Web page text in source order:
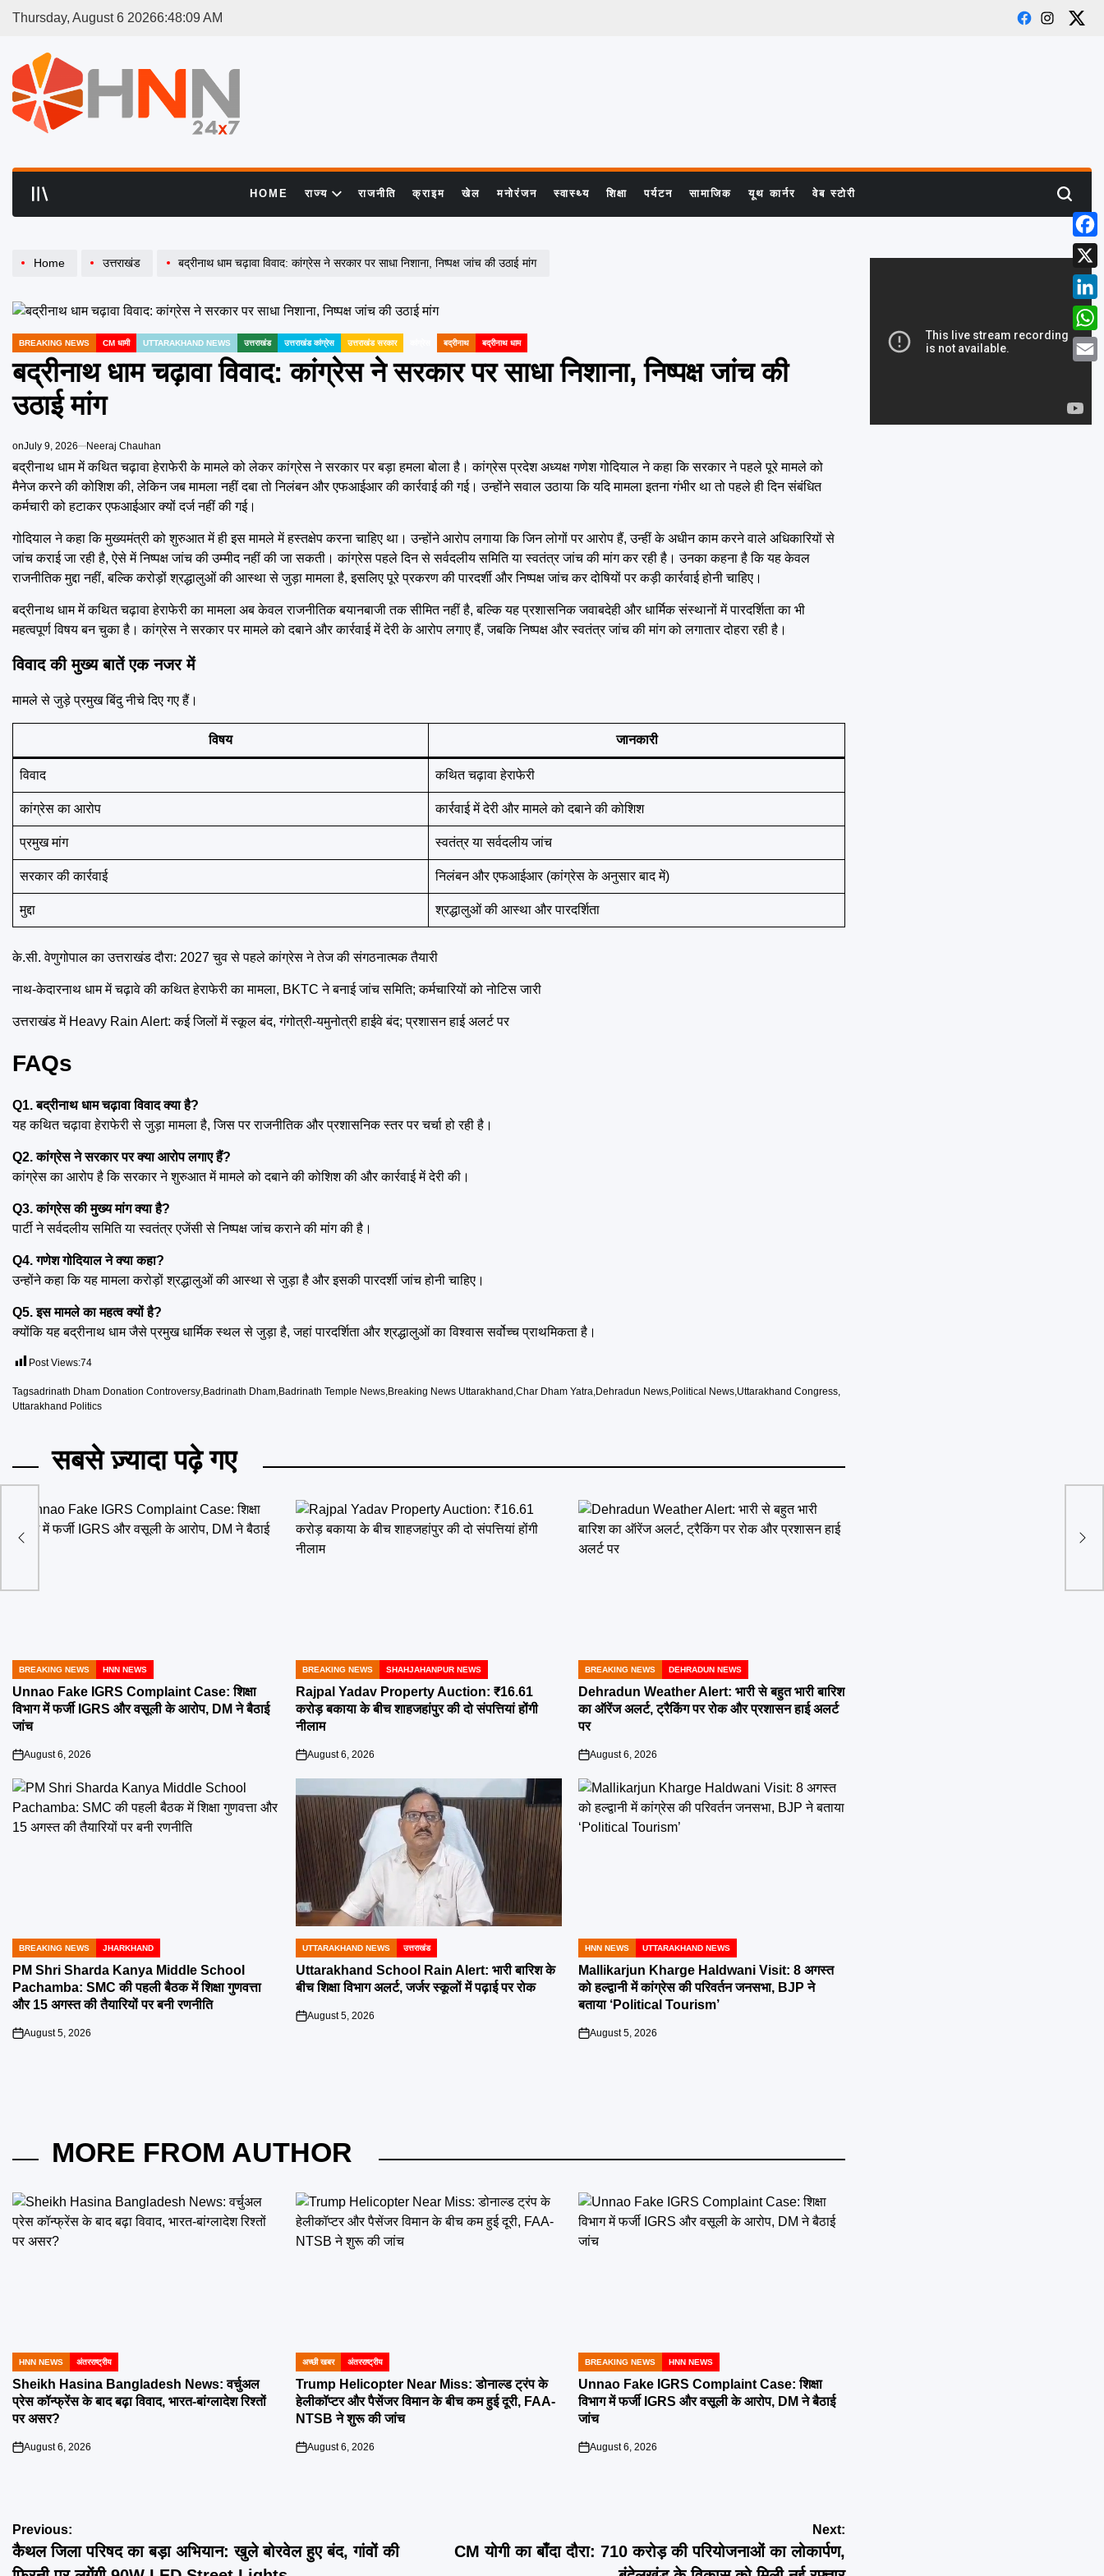
Thursday, August 6 20266:48:10 AM
Facebook
Instagram
X
HOME राज्य राजनीति क्राइम खेल मनोरंजन स्वास्थ्य शिक्षा पर्यटन सामाजिक यूथ कार्नर वेब स्टोरी Search
Home उत्तराखंड बद्रीनाथ धाम चढ़ावा विवाद: कांग्रेस ने सरकार पर साधा निशाना, निष्पक्ष जांच की उठाई मांग
POSTED
BREAKING NEWS CM धामी UTTARAKHAND NEWS उत्तराखंड उत्तराखंड कांग्रेस उत्तराखंड सरकार बद्रीनाथ बद्रीनाथ धाम
बद्रीनाथ धाम चढ़ावा विवाद: कांग्रेस ने सरकार पर साधा निशाना, निष्पक्ष जांच की
उठाई मांग
onJuly 9, 2026 Neeraj Chauhan
बद्रीनाथ धाममें कथित चढ़ावा हेराफेरी के मामले को लेकर कांग्रेस ने सरकार पर बड़ा हमला बोला है।कांग्रेसप्रदेश अध्यक्ष गणेश गोदियाल ने कहा कि सरकार ने पहले पूरे मामले को
मैनेज करने की कोशिश की, लेकिन जब मामला नहीं दबा तो निलंबन और एफआईआर की कार्रवाई की गई। उन्होंने सवाल उठाया कि यदि मामला इतना गंभीर था तो पहले ही दिन संबंधित
कर्मचारी को हटाकर एफआईआर क्यों दर्ज नहीं की गई।
गोदियाल ने कहा किमुख्यमंत्रीको शुरुआत में ही इस मामले में हस्तक्षेप करना चाहिए था। उन्होंने आरोप लगाया कि जिन लोगों पर आरोप हैं, उन्हीं के अधीन काम करने वाले अधिकारियों से
जांच कराई जा रही है, ऐसे में निष्पक्ष जांच की उम्मीद नहीं की जा सकती। कांग्रेस पहले दिन से सर्वदलीय समिति या स्वतंत्र जांच की मांग कर रही है। उनका कहना है कि यह केवल
राजनीतिक मुद्दा नहीं, बल्कि करोड़ों श्रद्धालुओं की आस्था से जुड़ा मामला है, इसलिए पूरे प्रकरण की पारदर्शी और निष्पक्ष जांच कर दोषियों पर कड़ी कार्रवाई होनी चाहिए।
बद्रीनाथ धाम में कथित चढ़ावा हेराफेरी का मामला अब केवल राजनीतिक बयानबाजी तक सीमित नहीं है, बल्कि यह प्रशासनिक जवाबदेही और धार्मिक संस्थानों में पारदर्शिता का भी
महत्वपूर्ण विषय बन चुका है। कांग्रेस ने सरकार पर मामले को दबाने और कार्रवाई में देरी के आरोप लगाए हैं, जबकि निष्पक्ष और स्वतंत्र जांच की मांग को लगातार दोहरा रही है।
विवाद की मुख्य बातें एक नजर में
मामले से जुड़े प्रमुख बिंदु नीचे दिए गए हैं।
विषय जानकारी
विवाद कथित चढ़ावा हेराफेरी
कांग्रेस का आरोप कार्रवाई में देरी और मामले को दबाने की कोशिश
प्रमुख मांग स्वतंत्र या सर्वदलीय जांच
सरकार की कार्रवाई निलंबन और एफआईआर (कांग्रेस के अनुसार बाद में)
मुद्दा श्रद्धालुओं की आस्था और पारदर्शिता
के.सी. वेणुगोपाल का उत्तराखंड दौरा: 2027 चुव से पहले कांग्रेस ने तेज की संगठनात्मक तैयारी
नाथ-केदारनाथ धाम में चढ़ावे की कथित हेराफेरी का मामला, BKTC ने बनाई जांच समिति; कर्मचारियों को नोटिस जारी
उत्तराखंड में Heavy Rain Alert: कई जिलों में स्कूल बंद, गंगोत्री-यमुनोत्री हाईवे बंद; प्रशासन हाई अलर्ट पर
FAQs
Q1. बद्रीनाथ धाम चढ़ावा विवाद क्या है?
यह कथित चढ़ावा हेराफेरी से जुड़ा मामला है, जिस पर राजनीतिक और प्रशासनिक स्तर पर चर्चा हो रही है।
Q2. कांग्रेस ने सरकार पर क्या आरोप लगाए हैं?
कांग्रेस का आरोप है कि सरकार ने शुरुआत में मामले को दबाने की कोशिश की और कार्रवाई में देरी की।
Q3. कांग्रेस की मुख्य मांग क्या है?
पार्टी ने सर्वदलीय समिति या स्वतंत्र एजेंसी से निष्पक्ष जांच कराने की मांग की है।
Q4. गणेश गोदियाल ने क्या कहा?
उन्होंने कहा कि यह मामला करोड़ों श्रद्धालुओं की आस्था से जुड़ा है और इसकी पारदर्शी जांच होनी चाहिए।
Q5. इस मामले का महत्व क्यों है?
क्योंकि यह बद्रीनाथ धाम जैसे प्रमुख धार्मिक स्थल से जुड़ा है, जहां पारदर्शिता और श्रद्धालुओं का विश्वास सर्वोच्च प्राथमिकता है।
Post Views:74
Tagsadrinath Dham Donation Controversy,Badrinath Dham,Badrinath Temple News,Breaking News Uttarakhand ,Char Dham Yatra,Dehradun News,Political News,Uttarakhand Congress,
Uttarakhand Politics
सबसे ज़्यादा पढ़े गए
POSTED
IN
BREAKING NEWS HNN NEWS
Unnao Fake IGRS Complaint Case: शिक्षा
विभाग में फर्जी IGRS और वसूली के आरोप, DM ने बैठाई
जांच
on
August 6, 2026
POSTED
IN
BREAKING NEWS SHAHJAHANPUR NEWS
Rajpal Yadav Property Auction: ₹16.61
करोड़ बकाया के बीच शाहजहांपुर की दो संपत्तियां होंगी
नीलाम
on
August 6, 2026
POSTED
IN
BREAKING NEWS DEHRADUN NEWS
Dehradun Weather Alert: भारी से बहुत भारी बारिश
का ऑरेंज अलर्ट, ट्रैकिंग पर रोक और प्रशासन हाई अलर्ट
पर
on
August 6, 2026
POSTED
IN
BREAKING NEWS JHARKHAND
PM Shri Sharda Kanya Middle School
Pachamba: SMC की पहली बैठक में शिक्षा गुणवत्ता
और 15 अगस्त की तैयारियों पर बनी रणनीति
on
August 5, 2026
POSTED
IN
UTTARAKHAND NEWS उत्तराखंड
Uttarakhand School Rain Alert: भारी बारिश के
बीच शिक्षा विभाग अलर्ट, जर्जर स्कूलों में पढ़ाई पर रोक
on
August 5, 2026
POSTED
IN
HNN NEWS UTTARAKHAND NEWS
Mallikarjun Kharge Haldwani Visit: 8 अगस्त
को हल्द्वानी में कांग्रेस की परिवर्तन जनसभा, BJP ने
बताया ‘Political Tourism’
on
August 5, 2026
MORE FROM AUTHOR
POSTED
IN
HNN NEWS अंतरराष्ट्रीय
Sheikh Hasina Bangladesh News: वर्चुअल
प्रेस कॉन्फ्रेंस के बाद बढ़ा विवाद, भारत-बांग्लादेश रिश्तों
पर असर?
on
August 6, 2026
POSTED
IN
अच्छी खबर अंतरराष्ट्रीय
Trump Helicopter Near Miss: डोनाल्ड ट्रंप के
हेलीकॉप्टर और पैसेंजर विमान के बीच कम हुई दूरी, FAA-
NTSB ने शुरू की जांच
on
August 6, 2026
POSTED
IN
BREAKING NEWS HNN NEWS
Unnao Fake IGRS Complaint Case: शिक्षा
विभाग में फर्जी IGRS और वसूली के आरोप, DM ने बैठाई
जांच
on
August 6, 2026
Post
navigation
Previous:
कैथल जिला परिषद का बड़ा अभियान: खुले बोरवेल हुए बंद, गांवों की
Next:
CM योगी का बाँदा दौरा: 710 करोड़ की परियोजनाओं का लोकार्पण,
X